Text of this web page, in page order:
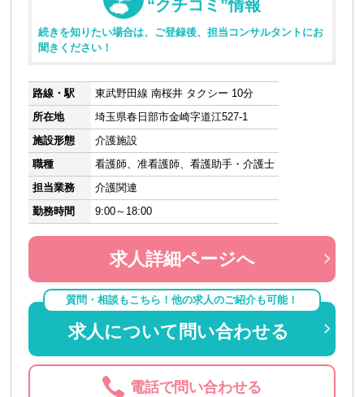
“クチコミ”情報
続きを知りたい場合は、ご登録後、担当コンサルタントにお
聞きください！
路線・駅
東武野田線 南桜井 タクシー 10分
所在地
埼玉県春日部市金崎字道江527-1
施設形態
介護施設
職種
看護師、准看護師、看護助手・介護士
担当業務
介護関連
勤務時間
9:00～18:00
求人詳細ページへ
質問・相談もこちら！他の求人のご紹介も可能！
求人について問い合わせる
電話で問い合わせる